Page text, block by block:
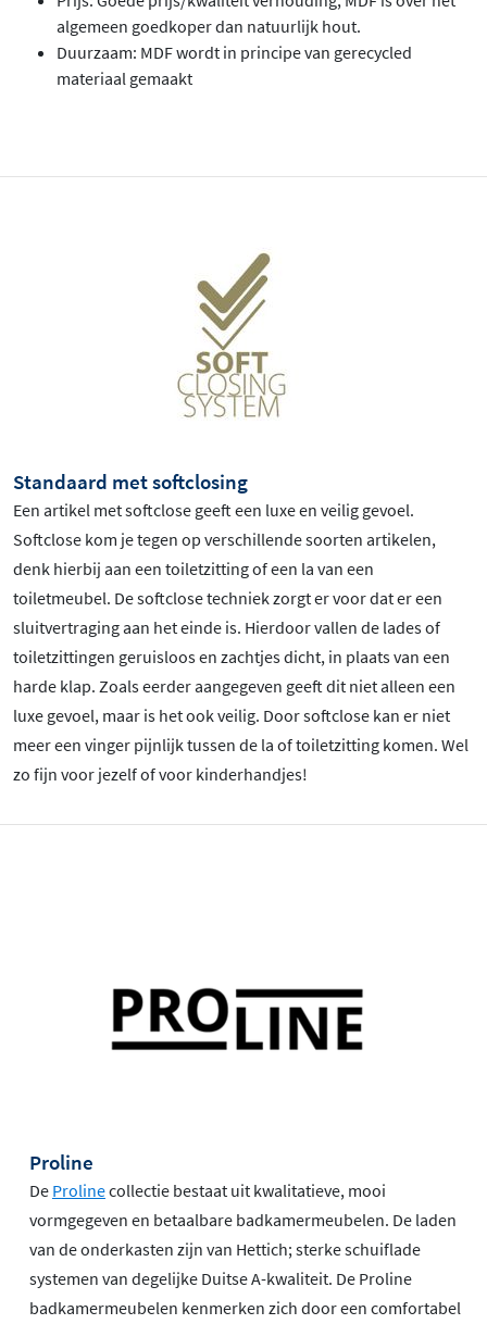
algemeen goedkoper dan natuurlijk hout.
Duurzaam: MDF wordt in principe van gerecycled
materiaal gemaakt
Standaard met softclosing
Een artikel met softclose geeft een luxe en veilig gevoel.
Softclose kom je tegen op verschillende soorten artikelen,
denk hierbij aan een toiletzitting of een la van een
toiletmeubel. De softclose techniek zorgt er voor dat er een
sluitvertraging aan het einde is. Hierdoor vallen de lades of
toiletzittingen geruisloos en zachtjes dicht, in plaats van een
harde klap. Zoals eerder aangegeven geeft dit niet alleen een
luxe gevoel, maar is het ook veilig. Door softclose kan er niet
meer een vinger pijnlijk tussen de la of toiletzitting komen. Wel
zo fijn voor jezelf of voor kinderhandjes!
Proline
De Prolinecollectie bestaat uit kwalitatieve, mooi
vormgegeven en betaalbare badkamermeubelen. De laden
van de onderkasten zijn van Hettich; sterke schuiflade
systemen van degelijke Duitse A-kwaliteit. De Proline
badkamermeubelen kenmerken zich door een comfortabel